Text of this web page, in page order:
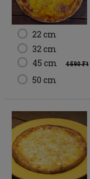
22 cm
32 cm
45 cm 4 590 Ft
50 cm